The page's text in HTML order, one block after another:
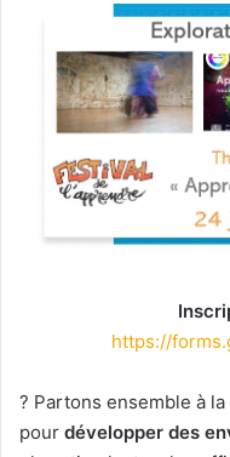
https://
? Partons ensemble à la
pour développer des